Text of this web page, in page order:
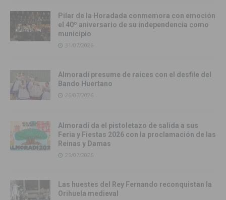
Pilar de la Horadada conmemora con emoción
el 40º aniversario de su independencia como
municipio
31/07/2026
Almoradí presume de raíces con el desfile del
Bando Huertano
26/07/2026
Almoradí da el pistoletazo de salida a sus
Feria y Fiestas 2026 con la proclamación de las
Reinas y Damas
25/07/2026
Las huestes del Rey Fernando reconquistan la
Orihuela medieval